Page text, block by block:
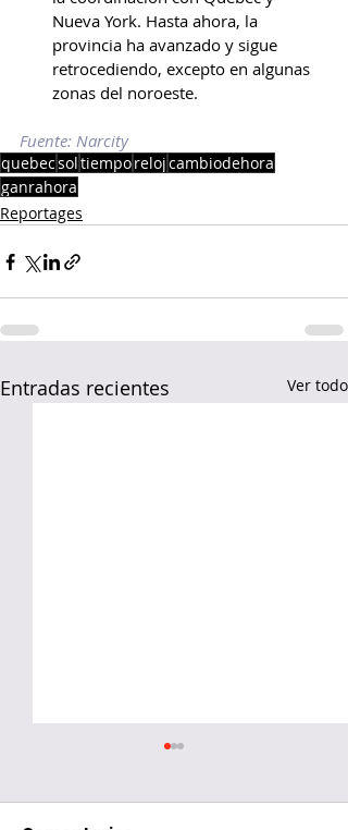
Nueva York. Hasta ahora, la
provincia ha avanzado y sigue
retrocediendo, excepto en algunas
zonas del noroeste.
Fuente: Narcity
quebecsoltiemporelojcambiodehora
ganrahora
Reportages
Entradas recientes Ver todo